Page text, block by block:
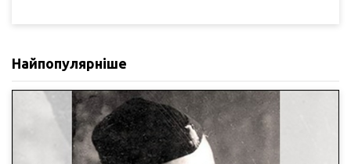
Найпопулярніше